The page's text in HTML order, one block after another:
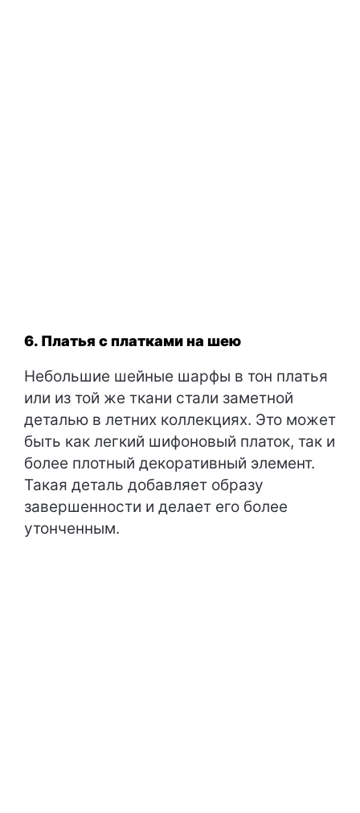
6. Платья с платками на шею
Небольшие шейные шарфы в тон платья
или из той же ткани стали заметной
деталью в летних коллекциях. Это может
быть как легкий шифоновый платок, так и
более плотный декоративный элемент.
Такая деталь добавляет образу
завершенности и делает его более
утонченным.